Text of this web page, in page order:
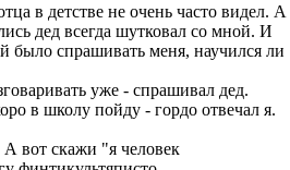
в детстве не очень часто видел. А
дед всегда шутковал со мной. И
было спрашивать меня, научился ли
уже - спрашивал дед.
в школу пойду - гордо отвечал я.
вот скажи "я человек